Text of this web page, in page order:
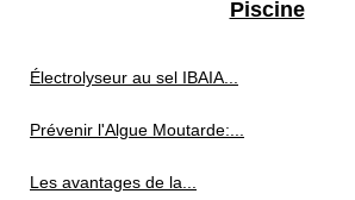
Piscine
Électrolyseur au sel IBAIA...
Prévenir l'Algue Moutarde:...
Les avantages de la...